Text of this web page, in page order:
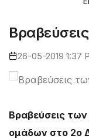
26-05-2019 1:37
Βραβεύσεις
ομάδων στο 2ο